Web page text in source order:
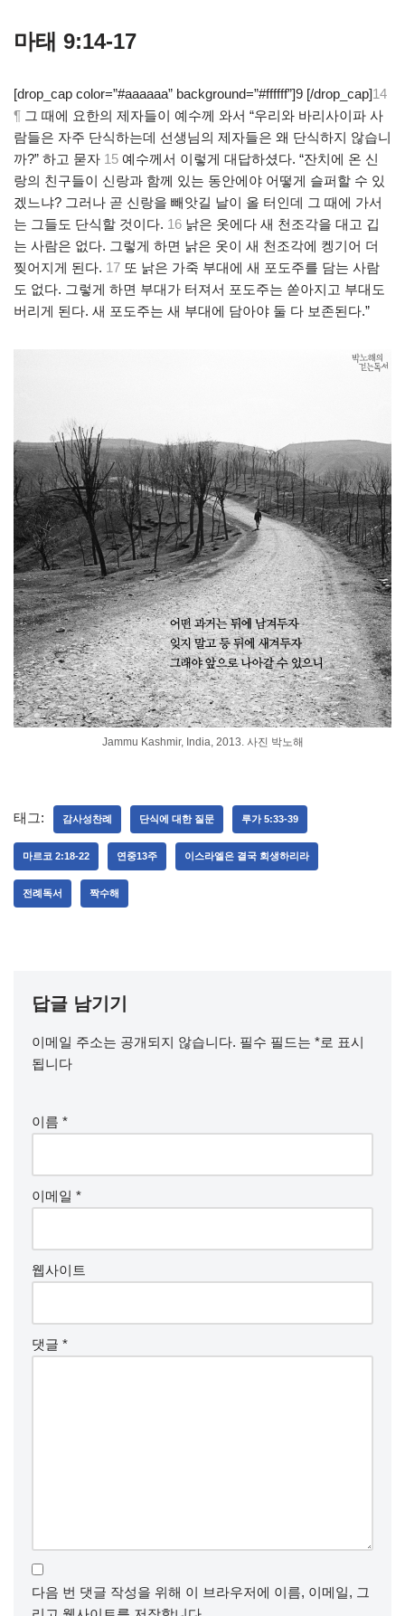
마태 9:14-17
[drop_cap color=”#aaaaaa” background=”#ffffff”]9 [/drop_cap]14
¶ 그 때에 요한의 제자들이 예수께 와서 “우리와 바리사이파 사
람들은 자주 단식하는데 선생님의 제자들은 왜 단식하지 않습니
까?” 하고 묻자 15 예수께서 이렇게 대답하셨다. “잔치에 온 신
랑의 친구들이 신랑과 함께 있는 동안에야 어떻게 슬퍼할 수 있
겠느냐? 그러나 곧 신랑을 빼앗길 날이 올 터인데 그 때에 가서
는 그들도 단식할 것이다. 16 낡은 옷에다 새 천조각을 대고 깁
는 사람은 없다. 그렇게 하면 낡은 옷이 새 천조각에 켕기어 더
찢어지게 된다. 17 또 낡은 가죽 부대에 새 포도주를 담는 사람
도 없다. 그렇게 하면 부대가 터져서 포도주는 쏟아지고 부대도
버리게 된다. 새 포도주는 새 부대에 담아야 둘 다 보존된다.”
Jammu Kashmir, India, 2013. 사진 박노해
태그: 감사성찬례 단식에 대한 질문 루가 5:33-39
마르코 2:18-22 연중13주 이스라엘은 결국 회생하리라
전례독서 짝수해
답글 남기기
이메일 주소는 공개되지 않습니다. 필수 필드는 *로 표시
됩니다
이름 *
이메일 *
웹사이트
댓글 *
다음 번 댓글 작성을 위해 이 브라우저에 이름, 이메일, 그